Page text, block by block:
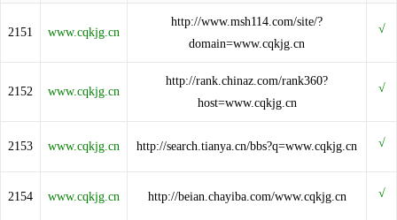
2151 www.cqkjg.cn
http://www.msh114.com/site/?
domain=www.cqkjg.cn
2152 www.cqkjg.cn
http://rank.chinaz.com/rank360?
host=www.cqkjg.cn
2153 www.cqkjg.cn http://search.tianya.cn/bbs?q=www.cqkjg.cn
2154 www.cqkjg.cn http://beian.chayiba.com/www.cqkjg.cn